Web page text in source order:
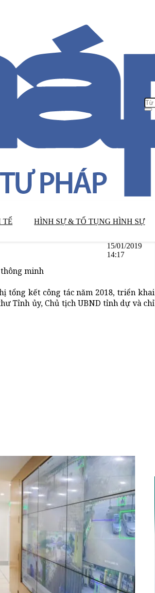
TẾ HÌNH SỰ & TỐ TỤNG HÌNH SỰ
15/01/2019
14:17
minh
tổng kết công tác năm 2018, triển khai
Tỉnh ủy, Chủ tịch UBND tỉnh dự và chỉ